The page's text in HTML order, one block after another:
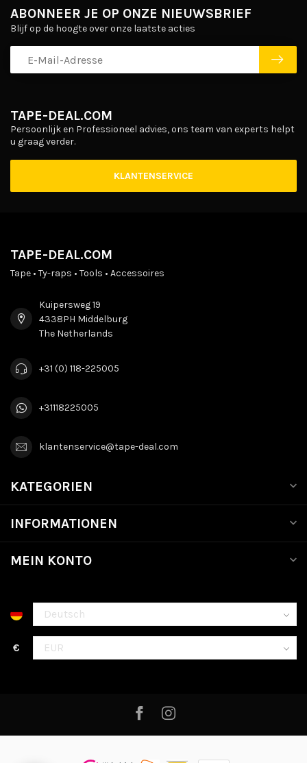
TAPE-DEAL.COM
Persoonlijk en Professioneel advies, ons team van experts helpt
u graag verder.
KLANTENSERVICE
ABONNEER JE OP ONZE NIEUWSBRIEF
Blijf op de hoogte over onze laatste acties
TAPE-DEAL.COM
Tape • Ty-raps • Tools • Accessoires
Kuipersweg 19
4338PH Middelburg
The Netherlands
+31 (0) 118-225005
+31118225005
klantenservice@tape-deal.com
KATEGORIEN
INFORMATIONEN
MEIN KONTO
€